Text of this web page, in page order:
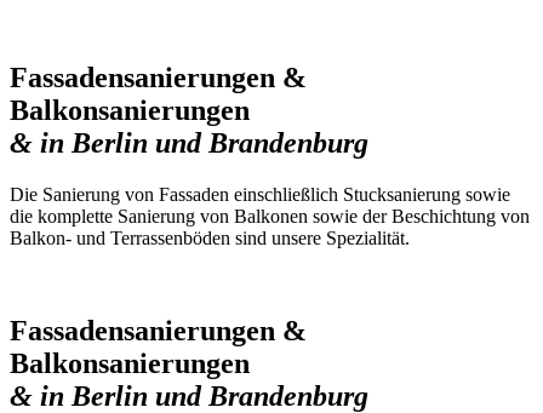
Fassadensanierungen &
Balkonsanierungen
& in Berlin und Brandenburg
Die Sanierung von Fassaden einschließlich Stucksanierung sowie
die komplette Sanierung von Balkonen sowie der Beschichtung von
Balkon- und Terrassenböden sind unsere Spezialität.
Fassadensanierungen &
Balkonsanierungen
& in Berlin und Brandenburg